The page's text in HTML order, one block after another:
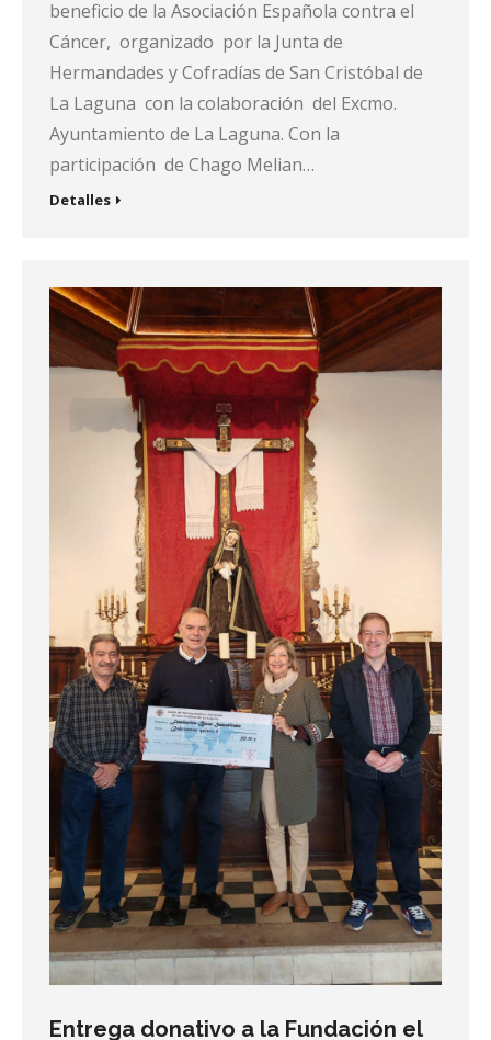
beneficio de la Asociación Española contra el
Cáncer, organizado por la Junta de
Hermandades y Cofradías de San Cristóbal de
La Laguna con la colaboración del Excmo.
Ayuntamiento de La Laguna. Con la
participación de Chago Melian…
Detalles
Entrega donativo a la Fundación el